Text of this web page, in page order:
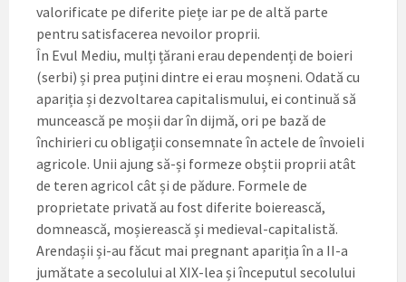
valorificate pe diferite piețe iar pe de altă parte
pentru satisfacerea nevoilor proprii.
În Evul Mediu, mulți țărani erau dependenți de boieri
(serbi) și prea puțini dintre ei erau moșneni. Odată cu
apariția și dezvoltarea capitalismului, ei continuă să
muncească pe moșii dar în dijmă, ori pe bază de
închirieri cu obligații consemnate în actele de învoieli
agricole. Unii ajung să-și formeze obștii proprii atât
de teren agricol cât și de pădure. Formele de
proprietate privată au fost diferite boierească,
domnească, moșierească și medieval-capitalistă.
Arendașii și-au făcut mai pregnant apariția în a II-a
jumătate a secolului al XIX-lea și începutul secolului